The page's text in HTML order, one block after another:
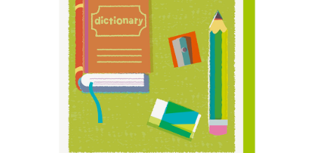
「エアー用紙」を使用したロジカル学習帳
メーカー希望小売価格：
+ 税
科目の増加など、荷物が多くなる、小学校・中高学年向けノート
従来商品より約20％軽量化。本文には厚みはそのまま裏うつりは